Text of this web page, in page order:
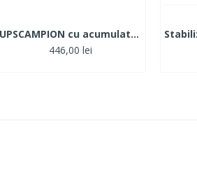
UPSCAMPION cu acumulator 220V , 1000W cu 3 prize
446,00 lei